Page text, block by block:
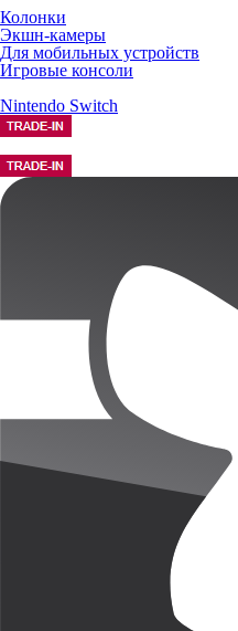
Колонки
Экшн-камеры
Для мобильных устройств
Игровые консоли
Nintendo Switch